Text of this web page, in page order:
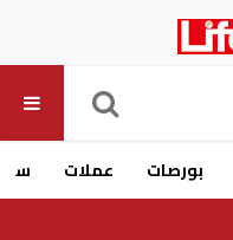
بورصات عملات